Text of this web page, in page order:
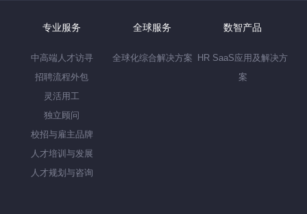
专业服务
中高端人才访寻
招聘流程外包
灵活用工
独立顾问
校招与雇主品牌
人才培训与发展
人才规划与咨询
全球服务
全球化综合解决方案
数智产品
HR SaaS应用及解决方
案